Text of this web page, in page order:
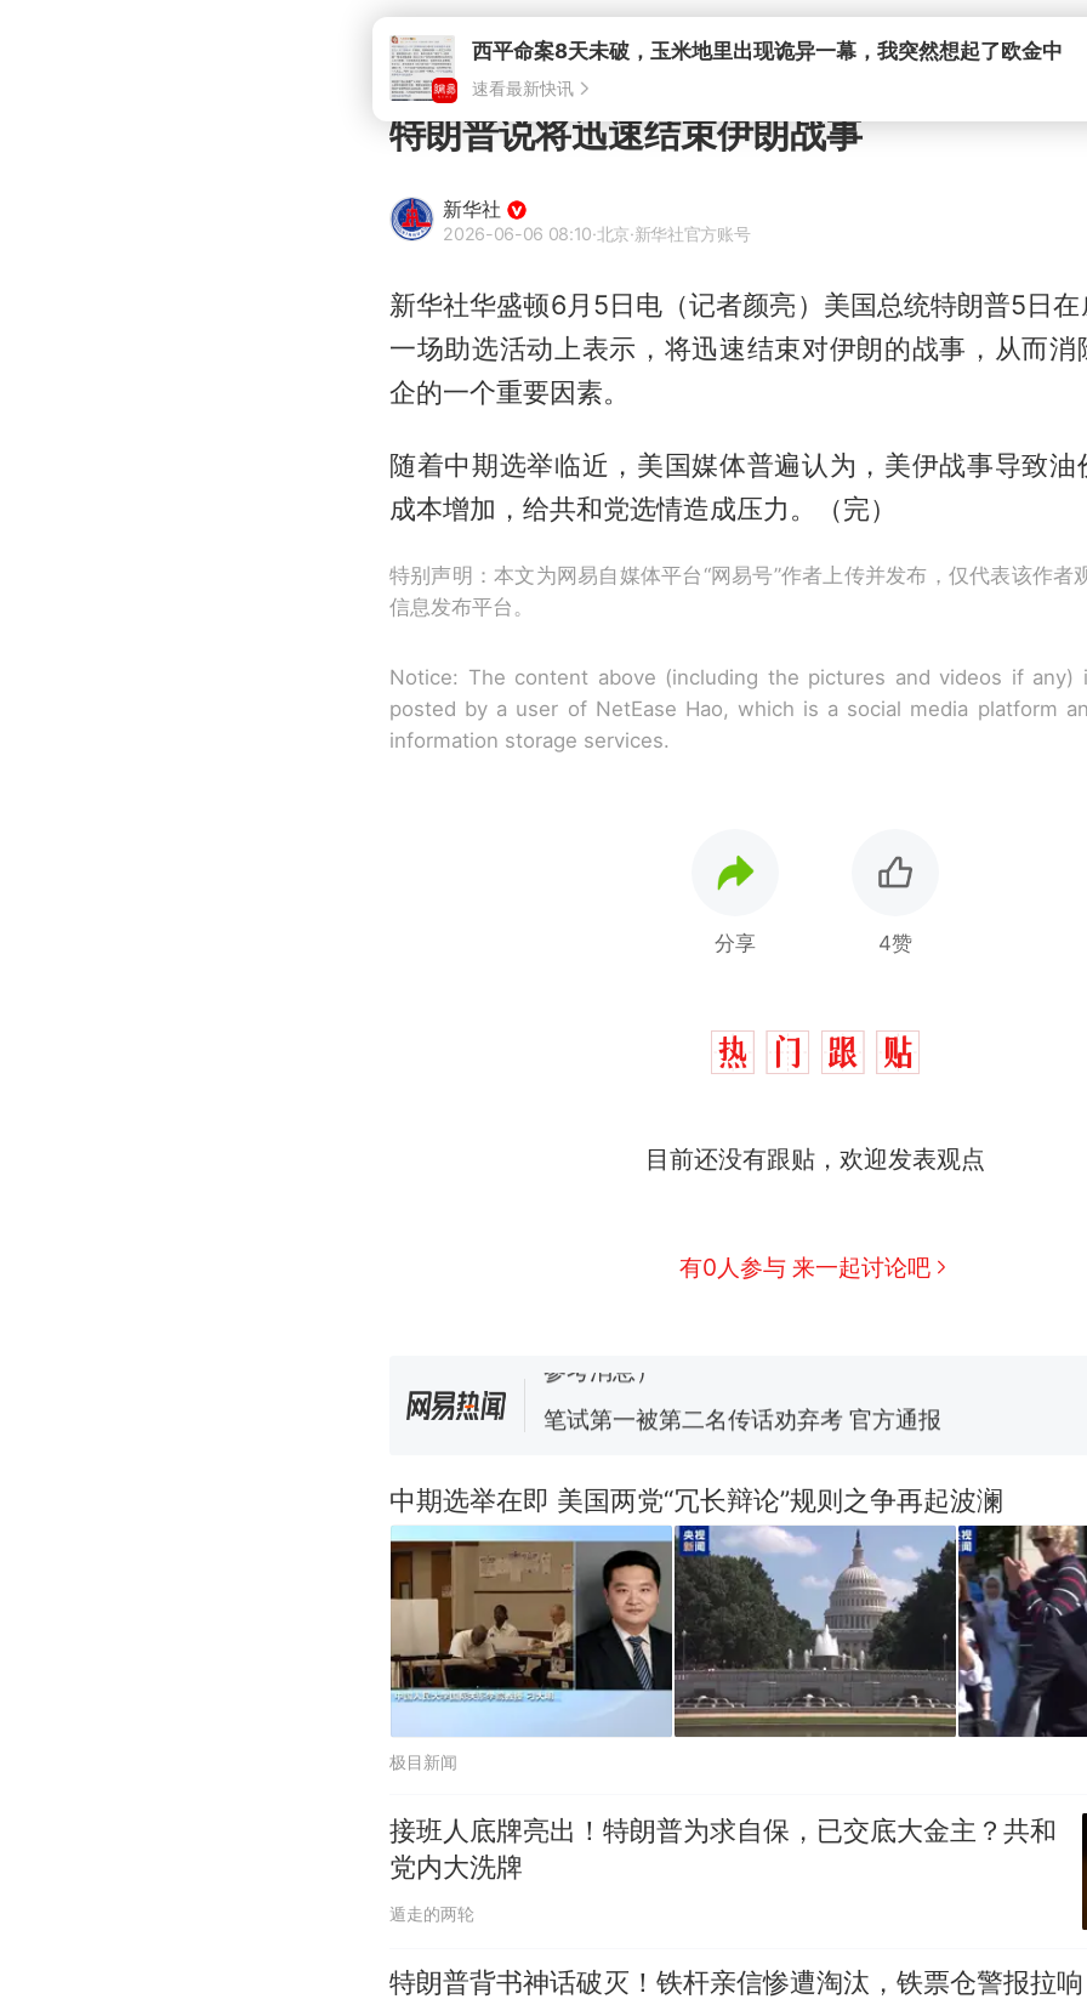
西平命案8天未破，玉米地里出现诡异一幕，我突然想起了欧金中
速看最新快讯
特朗普说将迅速结束伊朗战事
新华社
2026-06-06 08:10·北京·新华社官方账号
新华社华盛顿6月5日电（记者颜亮）美国总统特朗普5日
一场助选活动上表示，将迅速结束对伊朗的战事，从而消
企的一个重要因素。
随着中期选举临近，美国媒体普遍认为，美伊战事导致油
成本增加，给共和党选情造成压力。（完）
特别声明：本文为网易自媒体平台“网易号”作者上传并发布，仅代表该作者
信息发布平台。
Notice: The content above (including the pictures and videos if any)
posted by a user of NetEase Hao, which is a social media platform
information storage services.
分享 4赞
目前还没有跟贴，欢迎发表观点
有0人参与 来一起讨论吧
费大厨“全国小炒肉大王”称号，仅凭视频评出？
笔试第一被第二名传话劝弃考 官方通报
招聘，成立调查组全面核查
台风"白海豚"中心附近最大风力已达15级 最新研判
热 那个在床头放菜刀的女孩，因老师一句“跟我回家
中期选举在即 美国两党“冗长辩论”规则之争再起波澜
极目新闻
接班人底牌亮出！特朗普为求自保，已交底大金主？共和
党内大洗牌
遁走的两轮
特朗普背书神话破灭！铁杆亲信惨遭淘汰，铁票仓警报拉响